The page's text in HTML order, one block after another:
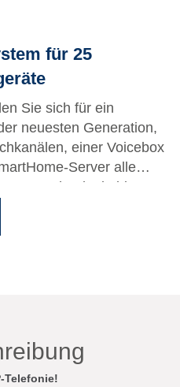
für 25
Sie sich für ein
neuesten Generation,
einer Voicebox
Server alle
Technologie bietet.
Telefonie!